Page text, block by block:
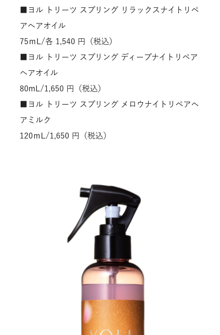
■ヨル トリーツ スプリング リラックスナイトリペ
アヘアオイル
75ｍL/各 1,540 円（税込）
■ヨル トリーツ スプリング ディープナイトリペア
ヘアオイル
80mL/1,650 円（税込）
■ヨル トリーツ スプリング メロウナイトリペアヘ
アミルク
120ｍL/1,650 円（税込）